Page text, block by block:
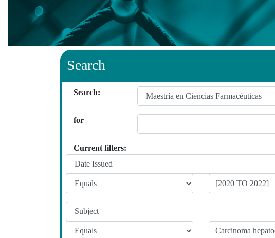
Search
Search:
for
Current filters: